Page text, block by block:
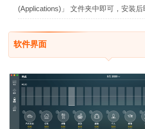
(Applications)」 文件夹中即可，安装后
软件界面